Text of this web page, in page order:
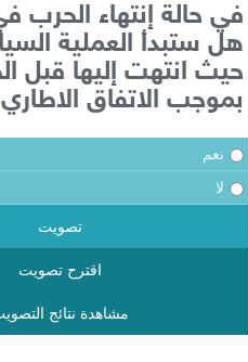
في حالة إنتهاء الحرب
هل ستبدأ العملية
حيث انتهت إليها قبل
بموجب الاتفاق
نعم
لا
تصويت
اقترح تصويت
مشاهدة نتائج